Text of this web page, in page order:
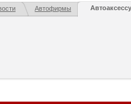
Автофирмы